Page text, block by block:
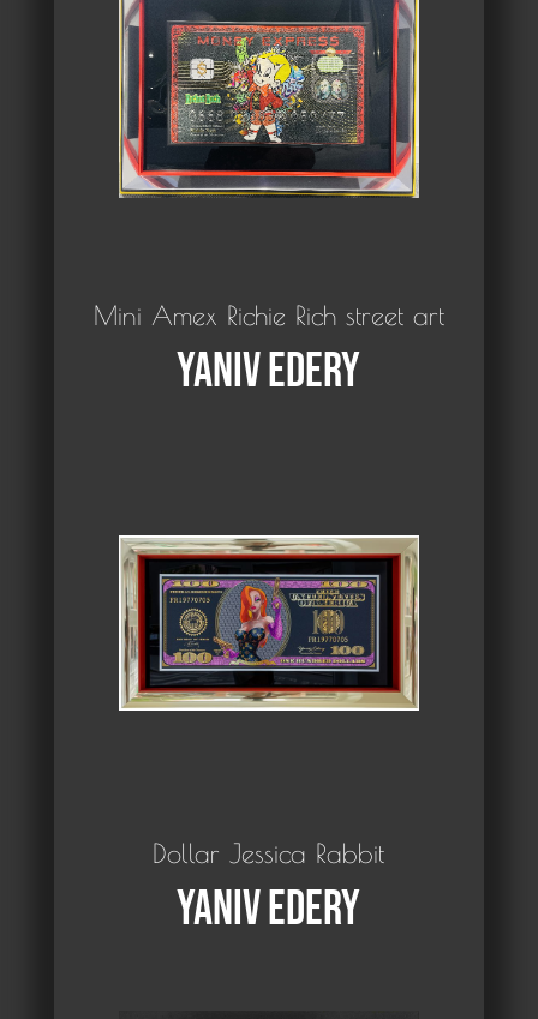
Mini Amex Richie Rich street art
Yaniv Edery
Dollar Jessica Rabbit
Yaniv Edery